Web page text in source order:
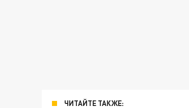
ЧИТАЙТЕ ТАКЖЕ: